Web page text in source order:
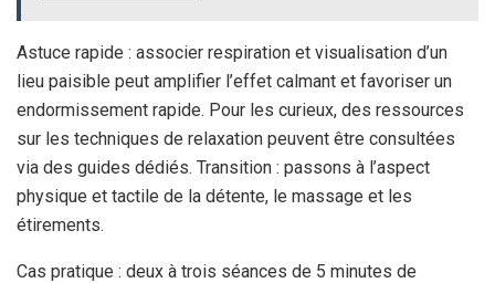
Astuce rapide : associer respiration et visualisation d’un
lieu paisible peut amplifier l’effet calmant et favoriser un
endormissement rapide. Pour les curieux, des ressources
sur les techniques de relaxation peuvent être consultées
via des guides dédiés. Transition : passons à l’aspect
physique et tactile de la détente, le massage et les
étirements.
Cas pratique : deux à trois séances de 5 minutes de